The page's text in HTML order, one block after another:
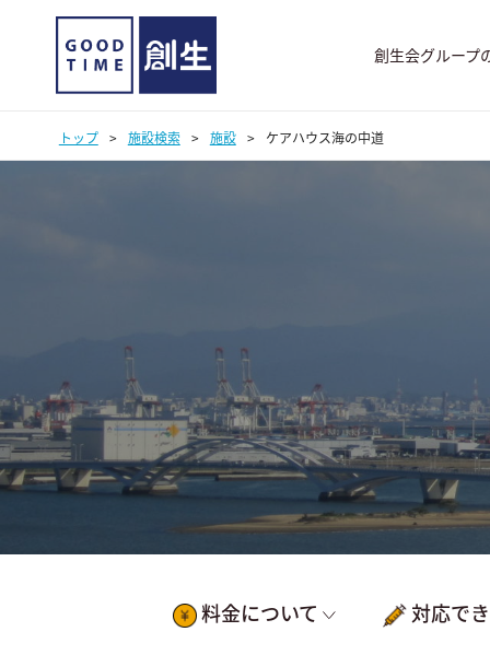
創生会グループ
トップ > 施設検索 > 施設 > ケアハウス海の中道
料金について 対応で